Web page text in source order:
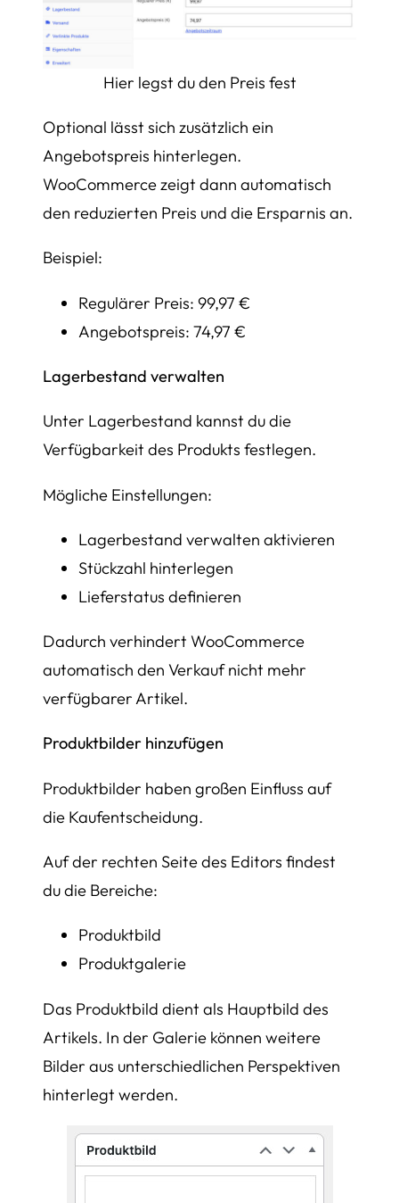
Hier legst du den Preis fest
Optional lässt sich zusätzlich ein
Angebotspreis hinterlegen.
WooCommerce zeigt dann automatisch
den reduzierten Preis und die Ersparnis an.
Beispiel:
Regulärer Preis: 99,97 €
Angebotspreis: 74,97 €
Lagerbestand verwalten
Unter Lagerbestand kannst du die
Verfügbarkeit des Produkts festlegen.
Mögliche Einstellungen:
Lagerbestand verwalten aktivieren
Stückzahl hinterlegen
Lieferstatus definieren
Dadurch verhindert WooCommerce
automatisch den Verkauf nicht mehr
verfügbarer Artikel.
Produktbilder hinzufügen
Produktbilder haben großen Einfluss auf
die Kaufentscheidung.
Auf der rechten Seite des Editors findest
du die Bereiche:
Produktbild
Produktgalerie
Das Produktbild dient als Hauptbild des
Artikels. In der Galerie können weitere
Bilder aus unterschiedlichen Perspektiven
hinterlegt werden.